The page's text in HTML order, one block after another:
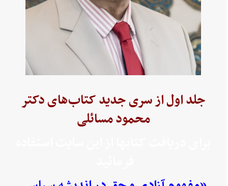
جلد اول از سری جدید کتاب‌های دکتر
محمود مسائلی